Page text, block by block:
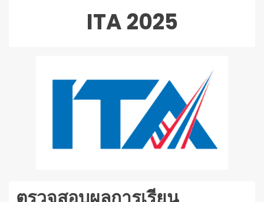
ITA 2025